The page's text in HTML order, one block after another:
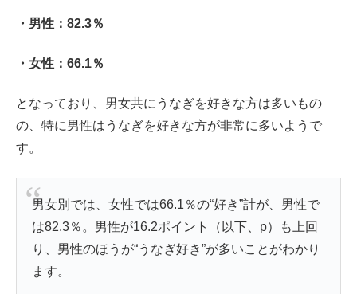
・男性：82.3％
・女性：66.1％
となっており、男女共にうなぎを好きな方は多いもの
の、特に男性はうなぎを好きな方が非常に多いようで
す。
男女別では、女性では66.1％の“好き”計が、男性で
は82.3％。男性が16.2ポイント（以下、p）も上回
り、男性のほうが“うなぎ好き”が多いことがわかり
ます。